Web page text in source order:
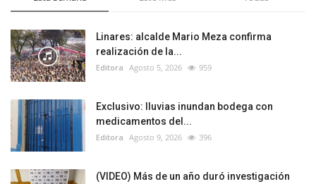
Linares: alcalde Mario Meza confirma
realización de la...
Editora Agosto 5, 2026 959
Exclusivo: lluvias inundan bodega con
medicamentos del...
Editora Agosto 9, 2026 396
(VIDEO) Más de un año duró investigación